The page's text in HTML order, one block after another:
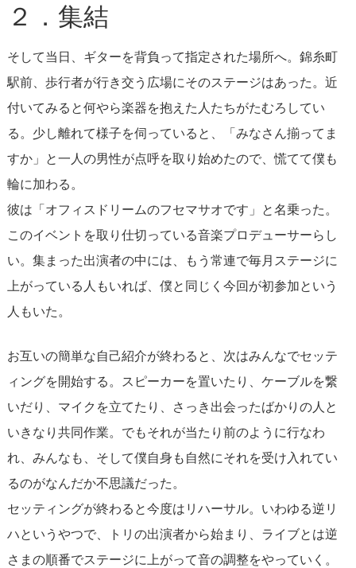
２．集結
そして当日、ギターを背負って指定された場所へ。錦糸町
駅前、歩行者が行き交う広場にそのステージはあった。近
付いてみると何やら楽器を抱えた人たちがたむろしてい
る。少し離れて様子を伺っていると、「みなさん揃ってま
すか」と一人の男性が点呼を取り始めたので、慌てて僕も
輪に加わる。
彼は「オフィスドリームのフセマサオです」と名乗った。
このイベントを取り仕切っている音楽プロデューサーらし
い。集まった出演者の中には、もう常連で毎月ステージに
上がっている人もいれば、僕と同じく今回が初参加という
人もいた。
お互いの簡単な自己紹介が終わると、次はみんなでセッテ
ィングを開始する。スピーカーを置いたり、ケーブルを繋
いだり、マイクを立てたり、さっき出会ったばかりの人と
いきなり共同作業。でもそれが当たり前のように行なわ
れ、みんなも、そして僕自身も自然にそれを受け入れてい
るのがなんだか不思議だった。
セッティングが終わると今度はリハーサル。いわゆる逆リ
ハというやつで、トリの出演者から始まり、ライブとは逆
さまの順番でステージに上がって音の調整をやっていく。